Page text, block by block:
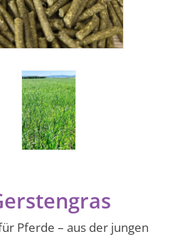
Pferde – aus der jungen